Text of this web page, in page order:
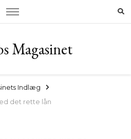
Magasinet
Indlæg
det rette lån